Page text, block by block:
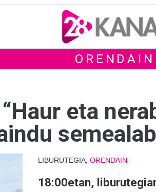
ORENDAIN
eta
LIBURUTEGIA, ORENDAIN
18:00etan,